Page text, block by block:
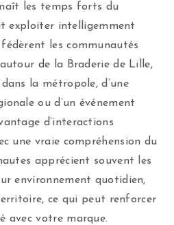
les temps forts du
exploiter intelligemment
les communautés
de la Braderie de Lille,
la métropole, d’une
ou d’un événement
d’interactions
une vraie compréhension du
apprécient souvent les
environnement quotidien,
ce qui peut renforcer
avec votre marque.